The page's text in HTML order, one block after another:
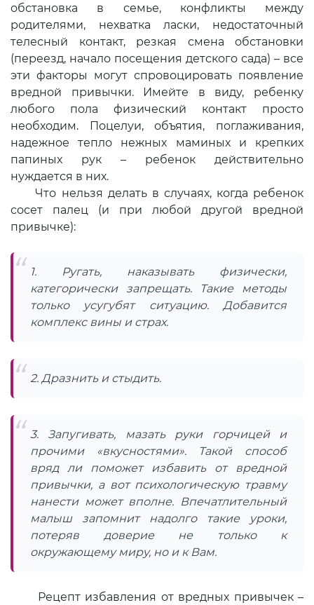
обстановка в семье, конфликты между
родителями, нехватка ласки, недостаточный
телесный контакт, резкая смена обстановки
(переезд, начало посещения детского сада) – все
эти факторы могут спровоцировать появление
вредной привычки. Имейте в виду, ребенку
любого пола физический контакт просто
необходим. Поцелуи, объятия, поглаживания,
надежное тепло нежных маминых и крепких
папиных рук – ребенок действительно
нуждается в них.
Что нельзя делать в случаях, когда ребенок
сосет палец (и при любой другой вредной
привычке):
1. Ругать, наказывать физически,
категорически запрещать. Такие методы
только усугубят ситуацию. Добавится
комплекс вины и страх.
2. Дразнить и стыдить.
3. Запугивать, мазать руки горчицей и
прочими «вкусностями». Такой способ
вряд ли поможет избавить от вредной
привычки, а вот психологическую травму
нанести может вполне. Впечатлительный
малыш запомнит надолго такие уроки,
потеряв доверие не только к
окружающему миру, но и к Вам.
Рецепт избавления от вредных привычек –